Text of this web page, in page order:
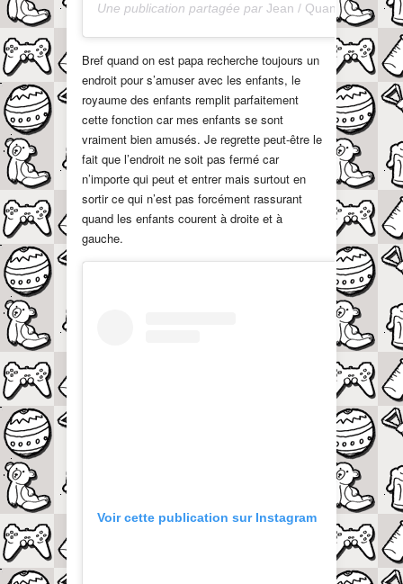
Une publication partagée par Jean / QuandOnEstPapa
Bref quand on est papa recherche toujours un
endroit pour s’amuser avec les enfants, le
royaume des enfants remplit parfaitement
cette fonction car mes enfants se sont
vraiment bien amusés. Je regrette peut-être le
fait que l’endroit ne soit pas fermé car
n’importe qui peut et entrer mais surtout en
sortir ce qui n’est pas forcément rassurant
quand les enfants courent à droite et à
gauche.
Voir cette publication sur Instagram